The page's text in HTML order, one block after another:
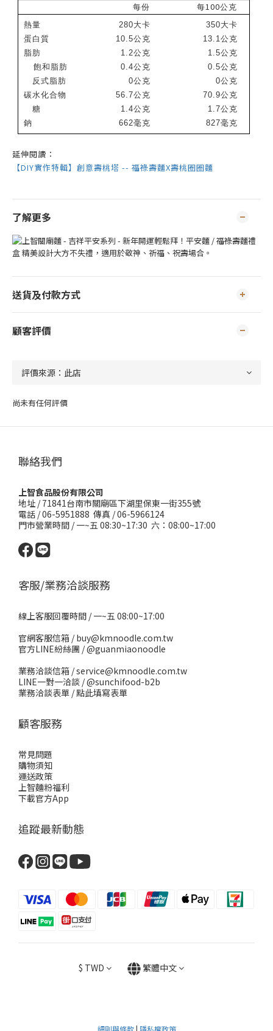
每份
每100公克
熱量
蛋白質
脂肪
飽和脂肪
反式脂肪
碳水化合物
糖
鈉
280大卡
10.5公克
1.2公克
0.4公克
0公克
56.7公克
1.4公克
662毫克
350大卡
13.1公克
1.5公克
0.5公克
0公克
70.9公克
1.7公克
827毫克
延伸閱讀：
【DIY實作特輯】創意壽桃塔 -- 福祿壽麵X壽桃圈圈麵
了解更多
送貨及付款方式
顧客評價
尚未有任何評價
聯絡我們
上智食品股份有限公司
地址 /71841台南市關廟區下湖里保東一街355號
電話 / 06-5951888 傳真 / 06-5966124
門市營業時間 / 一~五 08:30~17:30 六：08:00~17:00
客服/業務洽談服務
線上客服回覆時間 / 一~五 08:00~17:00
官網客服信箱 / buy@kmnoodle.com.tw
官方LINE紛絲團 /@guanmiaonoodle
業務洽談信箱 / service@kmnoodle.com.tw
LINE一對一洽談 /@sunchifood-b2b
業務洽談表單 /點此填寫表單
顧客服務
常見問題
購物須知
運送政策
上智麵粉福利
下載官方App
追蹤最新動態
$ TWD 繁體中文